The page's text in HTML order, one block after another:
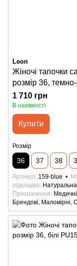
Leon
Жіночі тапочки
розмір 36, темно-
1 710 грн
В наявності
Купити
Розмір
36 37 38
Артикул 159-blue
підкладки
Призначення
Брендові, Маломірні,